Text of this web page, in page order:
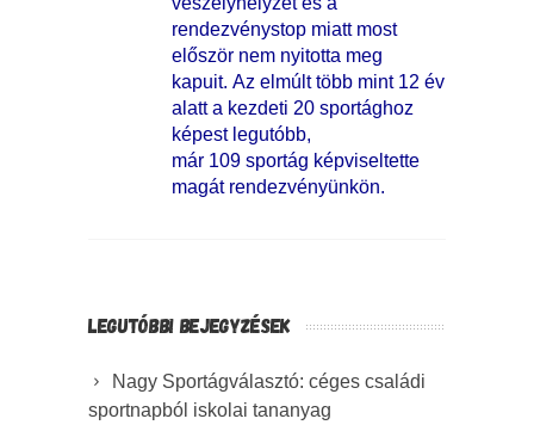
rendezvénystop miatt most
először nem nyitotta meg
kapuit. Az elmúlt több mint 12 év
alatt a kezdeti 20 sportághoz
képest legutóbb,
már 109 sportág képviseltette
magát rendezvényünkön.
LEGUTÓBBI BEJEGYZÉSEK
Nagy Sportágválasztó: céges családi
sportnapból iskolai tananyag